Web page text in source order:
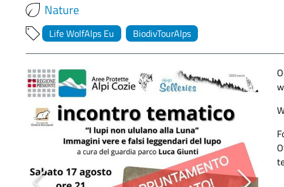
Nature
Life WolfAlps Eu BiodivTourAlps